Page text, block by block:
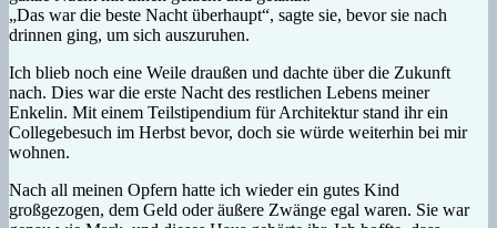
„Das war die beste Nacht überhaupt“, sagte sie, bevor sie nach
drinnen ging, um sich auszuruhen.
Ich blieb noch eine Weile draußen und dachte über die Zukunft
nach. Dies war die erste Nacht des restlichen Lebens meiner
Enkelin. Mit einem Teilstipendium für Architektur stand ihr ein
Collegebesuch im Herbst bevor, doch sie würde weiterhin bei mir
wohnen.
Nach all meinen Opfern hatte ich wieder ein gutes Kind
großgezogen, dem Geld oder äußere Zwänge egal waren. Sie war